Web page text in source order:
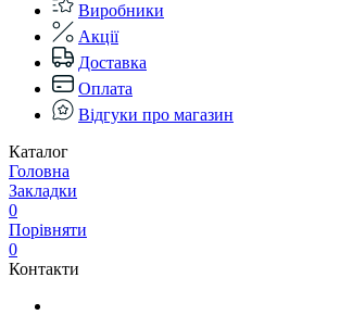
Виробники
Акції
Доставка
Оплата
Відгуки про магазин
Каталог
Головна
Закладки
0
Порівняти
0
Контакти